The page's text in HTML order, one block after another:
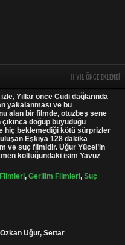
11 YIL ÖNCE EKLENDI
Yıllar önce Cudi dağlarında
yakalanması ve bu
alan bir filmde, otuzbeş sene
doğup büyüdüğü
hiç beklemediği kötü sürprizler
Eşkıya 128 dakika
ve suç filmidir. Uğur Yücel’in
koltuğundaki isim Yavuz
, Gerilim Filmleri, Suç
Uğur, Settar